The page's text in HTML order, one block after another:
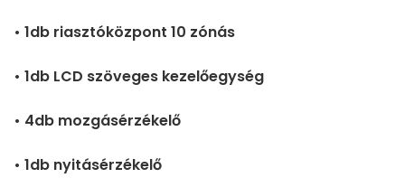
• 1db riasztóközpont 10 zónás
• 1db LCD szöveges kezelőegység
• 4db mozgásérzékelő
• 1db nyitásérzékelő